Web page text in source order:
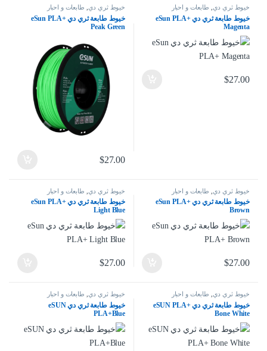
خيوط ثري دي طابعات و احبار
خيوط طابعة ثري دي eSun PLA+
Magenta
$27.00
خيوط ثري دي طابعات و احبار
خيوط طابعة ثري دي eSun PLA+
Peak Green
$27.00
خيوط ثري دي طابعات و احبار
خيوط طابعة ثري دي eSun PLA+
Brown
$27.00
خيوط ثري دي طابعات و احبار
خيوط طابعة ثري دي eSun PLA+
Light Blue
$27.00
خيوط ثري دي طابعات و احبار
خيوط طابعة ثري دي eSUN PLA+
Bone White
خيوط ثري دي طابعات و احبار
خيوط طابعة ثري دي eSUN
PLA+Blue